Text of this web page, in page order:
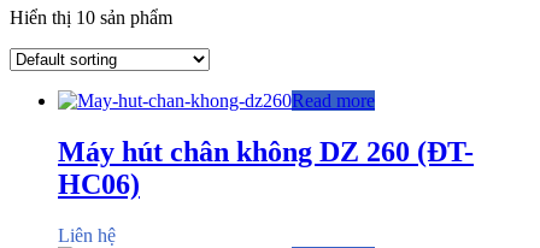
Hiển thị 10 sản phẩm
Read more
Máy hút chân không DZ 260 (ĐT-
HC06)
Liên hệ